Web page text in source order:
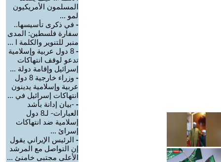
المسلمون الأمريكيون
لمو ...
- في ذكرى تأسيسها..
سفارة فلسطين: المدى
منبر للتنوير والكلمة ا ...
-
8 دول عربية وإسلامية
تدعو لوقف انتهاكات
إسرائيل وإقامة دولة ...
-
وزراء خارجية 8 دول
عربية وإسلامية يدينون
انتهاكات إسرائيل في ...
- -بيان إدانة بأشد
العبارات- لـ8 دول
إسلامية ضد انتهاكات
إسرائ ...
- الرئيس الإيراني يقول
إن التواصل مع المرشد
الأعلى مجتبى خامنئ ...